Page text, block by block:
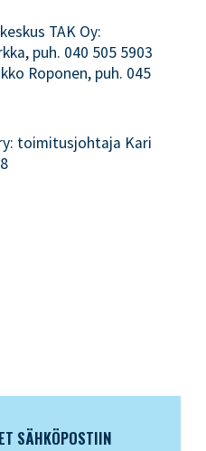
TAK Oy:
puh. 040 505 5903
Roponen, puh. 045
toimitusjohtaja Kari
SÄHKÖPOSTIIN